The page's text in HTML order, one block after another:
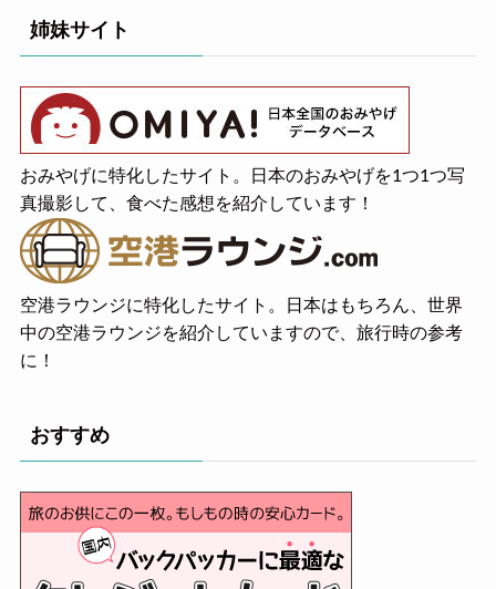
姉妹サイト
おみやげに特化したサイト。日本のおみやげを1つ1つ写
真撮影して、食べた感想を紹介しています！
空港ラウンジに特化したサイト。日本はもちろん、世界
中の空港ラウンジを紹介していますので、旅行時の参考
に！
おすすめ